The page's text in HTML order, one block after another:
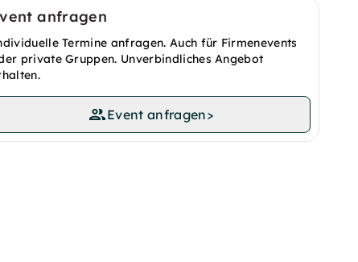
anfragen
Termine anfragen. Auch für Firmenevents
private Gruppen. Unverbindliches Angebot
Event anfragen>